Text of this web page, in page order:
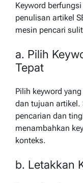
Keyword
penulisan artikel
mesin pencari
a. Pilih
Tepat
Pilih keyword
dan tujuan artikel.
pencarian dan
menambahkan
konteks.
b. Letakkan